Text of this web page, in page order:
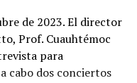
de 2023. El director
Prof. Cuauhtémoc
para
cabo dos conciertos